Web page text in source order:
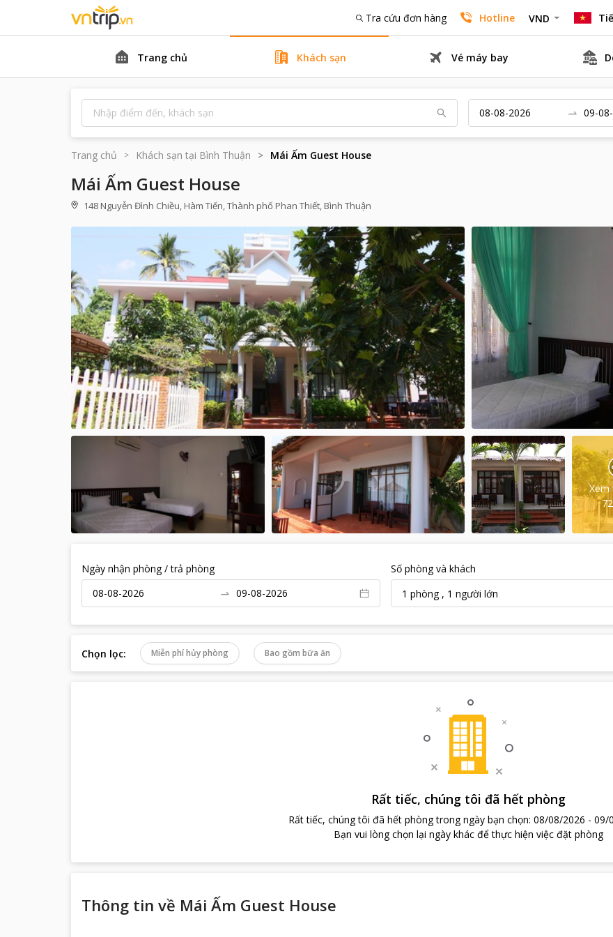
Tra cứu đơn hàng Hotline VND
Trang chủ Khách sạn Vé máy bay
Trang chủ Khách sạn tại Bình Thuận Mái Ấm Guest House
Mái Ấm Guest House
148 Nguyễn Đình Chiều, Hàm Tiến, Thành phố Phan Thiết, Bình Thuận
Xem
72
Ngày nhận phòng / trả phòng
Số phòng và khách
1 phòng, 1 người lớn
Chọn lọc: Miễn phí hủy phòng Bao gồm bữa ăn
Rất tiếc, chúng tôi đã hết phòng
Rất tiếc, chúng tôi đã hết phòng trong ngày bạn chọn: 08/08/2026 - 09/
Bạn vui lòng chọn lại ngày khác để thực hiện việc đặt phòng
Thông tin về Mái Ấm Guest House